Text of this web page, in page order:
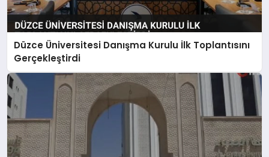
Düzce Üniversitesi Danışma Kurulu İlk Toplantısını
Gerçekleştirdi